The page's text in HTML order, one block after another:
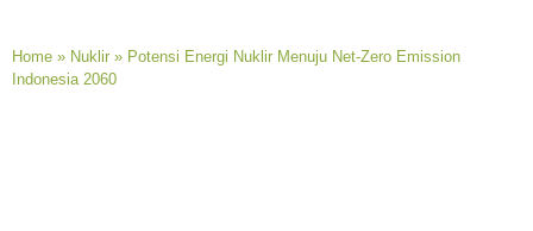
Home » Nuklir » Potensi Energi Nuklir Menuju Net-Zero Emission
Indonesia 2060